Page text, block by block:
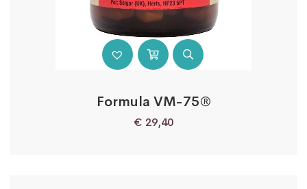
Formula VM-75®
€ 29,40